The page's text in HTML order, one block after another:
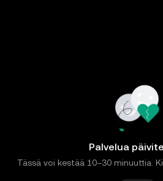
Palvelua
Tässä voi kestää 10–30 minuuttia.